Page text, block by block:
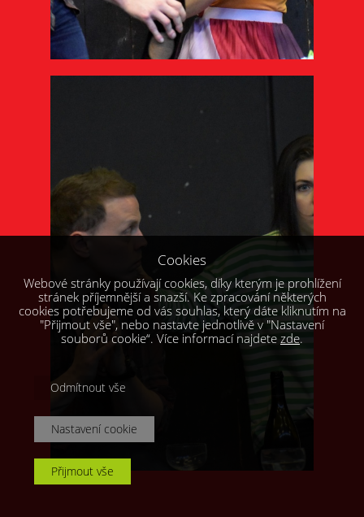
Cookies
Webové stránky používají cookies, díky kterým je prohlížení
stránek příjemnější a snazší. Ke zpracování některých
cookies potřebujeme od vás souhlas, který dáte kliknutím na
"Přijmout vše", nebo nastavte jednotlivě v "Nastavení
souborů cookie“. Více informací najdete zde.
Odmítnout vše
Nastavení cookie
Přijmout vše